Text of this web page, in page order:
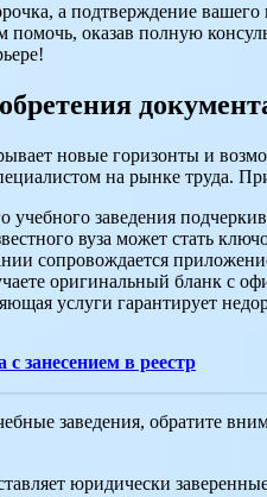
а подтверждение вашего
помочь, оказав полную
новые горизонты и
на рынке труда.
заведения
вуза может стать
сопровождается
оригинальный бланк с
услуги гарантирует
занесением в реестр
заведения, обратите
юридически